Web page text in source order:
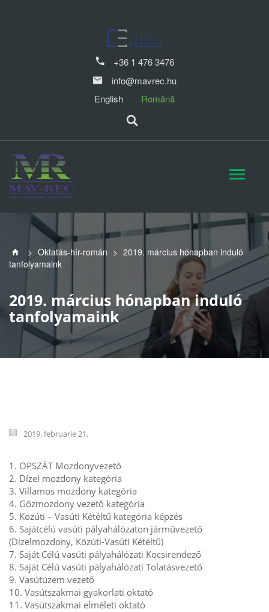
+36 1 476 3476
info@mavrec.hu
English
Română
> Oktatás-hír-román > 2019. március hónapban induló
tanfolyamaink
2019. március hónapban induló
tanfolyamaink
2019. februarie 21.
1. OPSZÁT Mozdonyvezető
2. Dízel mozdony kategória
3. Villamos mozdony kategória
4. Gőzmozdony vezető kategória
5. Közúti – Vasúti Kétéltű kategória képzés
6. Sajátcélú vasúti pályahálózaton járművezető
(Dízelmozdony, Közúti-Vasúti Kétéltű)
7. Saját Célú vasúti pályahálózati Kocsirendező
8. Saját Célú vasúti pályahálózati Tolatásvezető
9. Vasútüzem vezető
10. Vasútszakmai gyakorlati oktató
11. Vasútszakmai elméleti oktató